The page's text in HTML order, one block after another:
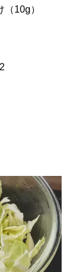
10g）